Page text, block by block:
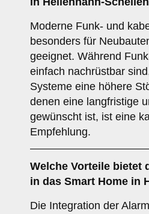
Moderne Funk- und
besonders für
geeignet. Während
einfach nachrüstbar
Systeme eine höhere
denen eine langfristige
gewünscht ist, ist eine
Empfehlung.
Welche Vorteile bietet
in das Smart Home in
Die Integration der